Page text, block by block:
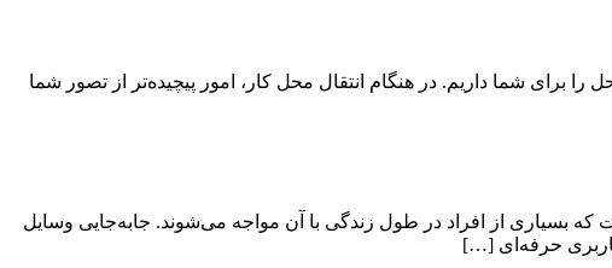
را برای شما داریم. در هنگام انتقال محل کار، امور پیچیده‌تر از تصور شما
بسیاری از افراد در طول زندگی با آن مواجه می‌شوند. جابه‌جایی وسایل
حرفه‌ای […]